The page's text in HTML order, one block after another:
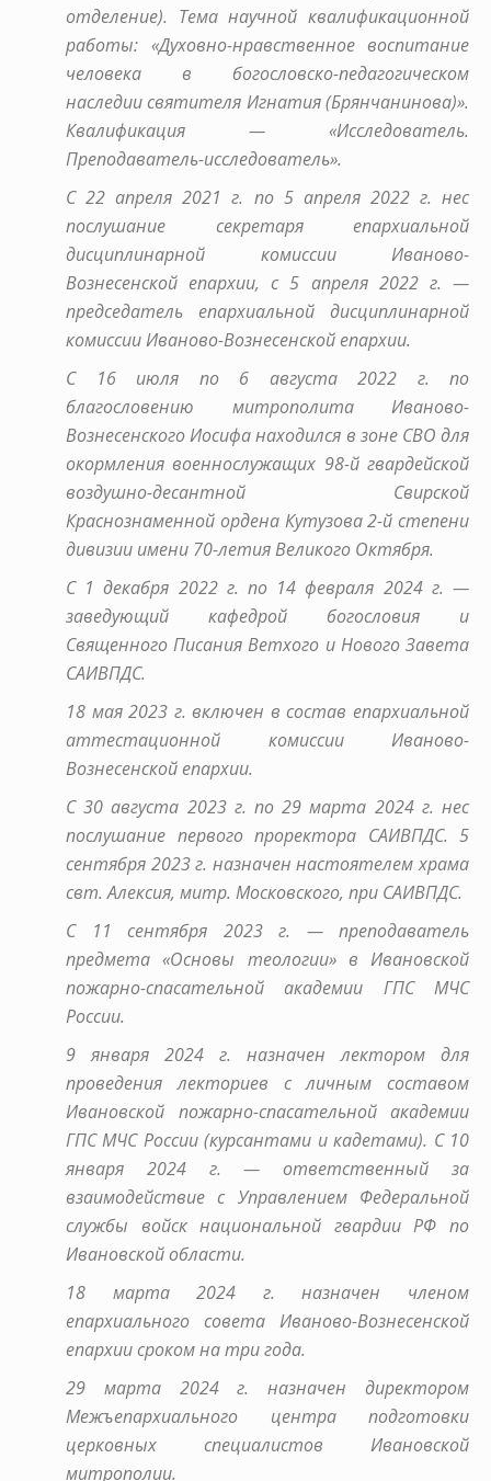
отделение). Тема научной квалификационной
работы: «Духовно-нравственное воспитание
человека в богословско-педагогическом
наследии святителя Игнатия (Брянчанинова)».
Квалификация — «Исследователь.
Преподаватель-исследователь».
С 22 апреля 2021 г. по 5 апреля 2022 г. нес
послушание секретаря епархиальной
дисциплинарной комиссии Иваново-
Вознесенской епархии, с 5 апреля 2022 г. —
председатель епархиальной дисциплинарной
комиссии Иваново-Вознесенской епархии.
С 16 июля по 6 августа 2022 г. по
благословению митрополита Иваново-
Вознесенского Иосифа находился в зоне СВО для
окормления военнослужащих 98-й гвардейской
воздушно-десантной Свирской
Краснознаменной ордена Кутузова 2-й степени
дивизии имени 70-летия Великого Октября.
С 1 декабря 2022 г. по 14 февраля 2024 г. —
заведующий кафедрой богословия и
Священного Писания Ветхого и Нового Завета
САИВПДС.
18 мая 2023 г. включен в состав епархиальной
аттестационной комиссии Иваново-
Вознесенской епархии.
С 30 августа 2023 г. по 29 марта 2024 г. нес
послушание первого проректора САИВПДС. 5
сентября 2023 г. назначен настоятелем храма
свт. Алексия, митр. Московского, при САИВПДС.
С 11 сентября 2023 г. — преподаватель
предмета «Основы теологии» в Ивановской
пожарно-спасательной академии ГПС МЧС
России.
9 января 2024 г. назначен лектором для
проведения лекториев с личным составом
Ивановской пожарно-спасательной академии
ГПС МЧС России (курсантами и кадетами). С 10
января 2024 г. — ответственный за
взаимодействие с Управлением Федеральной
службы войск национальной гвардии РФ по
Ивановской области.
18 марта 2024 г. назначен членом
епархиального совета Иваново-Вознесенской
епархии сроком на три года.
29 марта 2024 г. назначен директором
Межъепархиального центра подготовки
церковных специалистов Ивановской
митрополии.